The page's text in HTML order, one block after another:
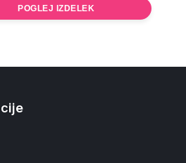
POGLEJ IZDELEK